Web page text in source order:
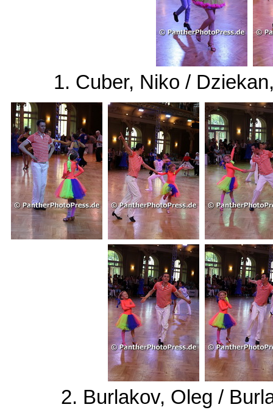
1. Cuber, Niko /
2. Burlakov, Oleg /